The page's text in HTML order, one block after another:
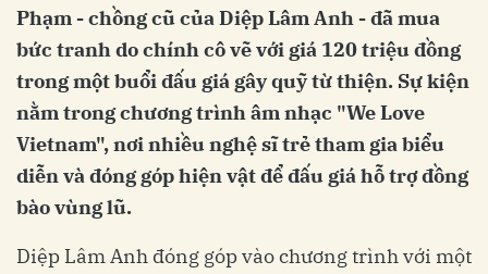
Phạm - chồng cũ của Diệp Lâm Anh - đã mua
bức tranh do chính cô vẽ với giá 120 triệu đồng
trong một buổi đấu giá gây quỹ từ thiện. Sự kiện
nằm trong chương trình âm nhạc "We Love
Vietnam", nơi nhiều nghệ sĩ trẻ tham gia biểu
diễn và đóng góp hiện vật để đấu giá hỗ trợ đồng
bào vùng lũ.
Diệp Lâm Anh đóng góp vào chương trình với một